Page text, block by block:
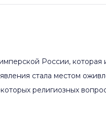
России,
стала местом
религиозных
узкого круга